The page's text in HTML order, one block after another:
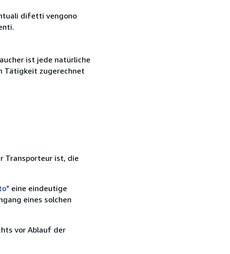
difetti vengono
ist jede natürliche
Tätigkeit zugerechnet
Transporteur ist, die
eine eindeutige
eines solchen
vor Ablauf der